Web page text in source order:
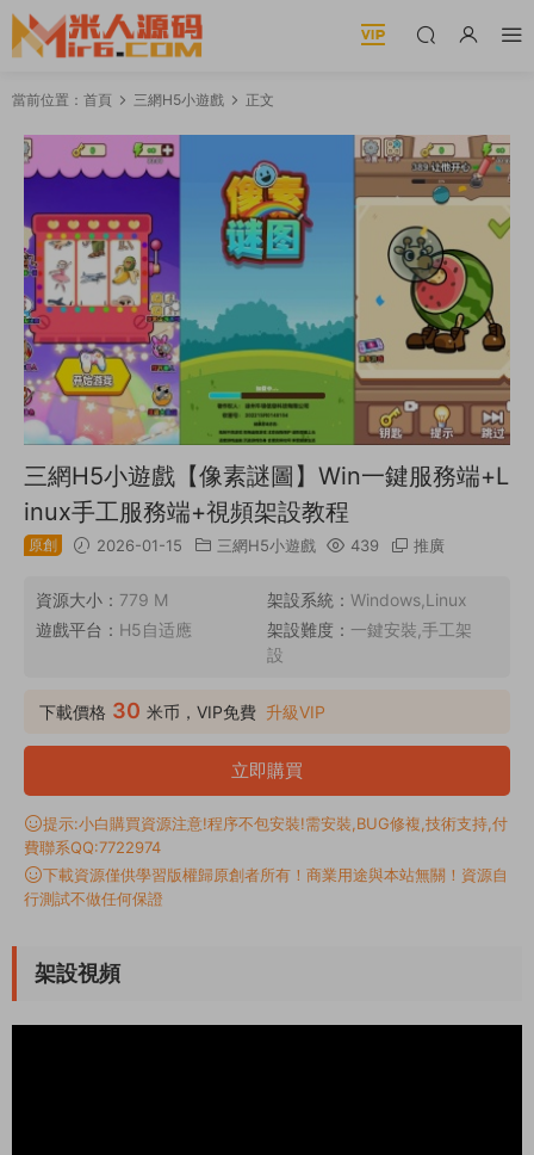
當前位置： 首頁 三網H5小遊戲 正文
三網H5小遊戲【像素謎圖】Win一鍵服務端+L
inux手工服務端+視頻架設教程
原創 2026-01-15 三網H5小遊戲 439 推廣
資源大小： 779 M 架設系統： Windows,Linux
遊戲平台： H5自适應 架設難度： 一鍵安裝,手工架
設
下載價格 30 米币，VIP免費 升級VIP
立即購買
提示:小白購買資源注意!程序不包安裝!需安裝,BUG修複,技術支持,付
費聯系QQ:7722974
下載資源僅供學習版權歸原創者所有！商業用途與本站無關！資源自
行測試不做任何保證
架設視頻